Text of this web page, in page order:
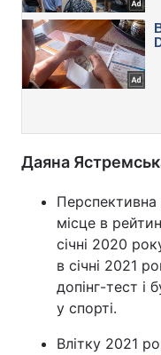
Даяна
місце в
січні 2020
в січні 2021
допінг-тест і
у спорті.
Влітку 2021